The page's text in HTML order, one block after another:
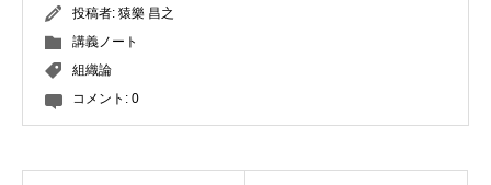
投稿者: 猿樂 昌之
講義ノート
組織論
コメント: 0